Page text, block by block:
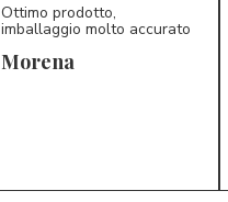
Ottimo prodotto,
imballaggio molto accurato
Morena